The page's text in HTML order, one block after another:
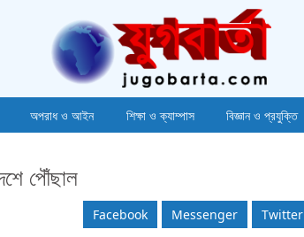
অপরাধ ও আইন শিক্ষা ও ক্যাম্পাস বিজ্ঞান ও প্রযুক্তি
পৌঁছাল
Facebook Messenger Twitter